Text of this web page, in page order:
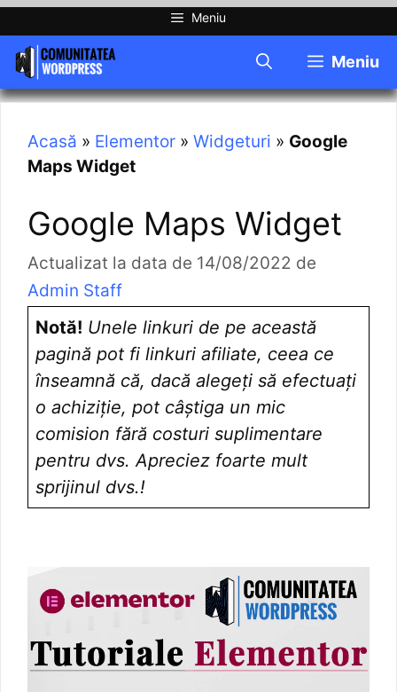
Meniu
Meniu
Acasă » Elementor » Widgeturi » Google
Maps Widget
Google Maps Widget
14/08/2022 de
Admin Staff
Notă! Unele linkuri de pe această
pagină pot fi linkuri afiliate, ceea ce
înseamnă că, dacă alegeți să efectuați
o achiziție, pot câștiga un mic
comision fără costuri suplimentare
pentru dvs. Apreciez foarte mult
sprijinul dvs.!